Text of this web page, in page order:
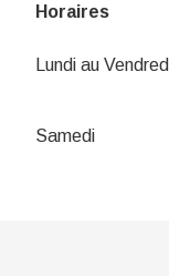
Horaires
Lundi au
Samedi